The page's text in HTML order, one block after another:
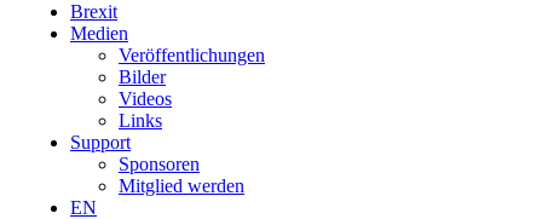
Brexit
Medien
Veröffentlichungen
Bilder
Videos
Links
Support
Sponsoren
Mitglied werden
EN